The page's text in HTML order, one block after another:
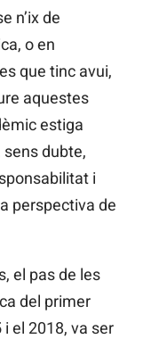
n’ix de
o en
que tinc avui,
aquestes
estiga
dubte,
i
perspectiva de
el pas de les
del primer
el 2018, va ser